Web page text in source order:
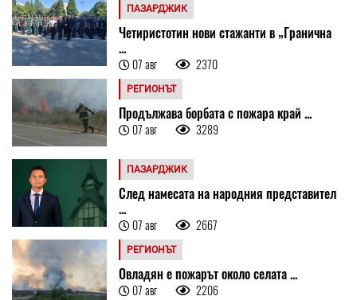
ПАЗАРДЖИК
Четиристотин нови стажанти в „Гранична
...
07 авг 2370
РЕГИОНЪТ
Продължава борбата с пожара край ...
07 авг 3289
ПАЗАРДЖИК
След намесата на народния представител
...
07 авг 2667
РЕГИОНЪТ
Овладян е пожарът около селата ...
07 авг 2206